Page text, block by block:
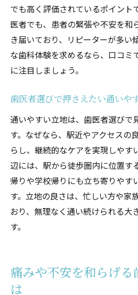
でも高く評価されているポイント
医者でも、患者の緊張や不安を和
き届いており、リピーターが多い
な歯科体験を求めるなら、口コミ
に注目しましょう。
歯医者選びで押さえたい通いや
通いやすい立地は、歯医者選びで
す。なぜなら、駅近やアクセスの
らし、継続的なケアを実現しやす
辺には、駅から徒歩圏内に位置す
帰りや学校帰りにも立ち寄りやす
す。立地の良さは、忙しい方や家
おり、無理なく通い続けられる大
す。
痛みや不安を和らげる
は